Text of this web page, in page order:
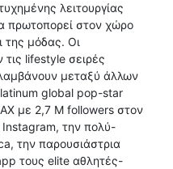
λειτουργίας
πρωτοπορεί στον χώρο
της μόδας. Οι
τις lifestyle σειρές
μεταξύ άλλων
global pop-star
με 2,7 M followers στον
την πολύ-
την παρουσιάστρια
τους elite αθλητές-